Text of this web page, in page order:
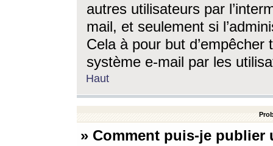
autres utilisateurs par
mail, et seulement si
Cela à pour but
système e-mail par les
Haut
» Comment puis-je